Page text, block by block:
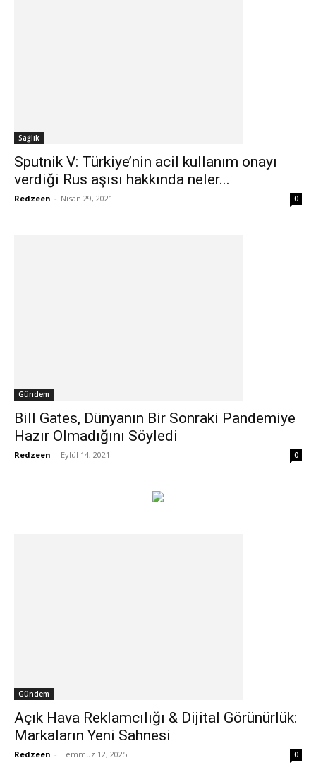
Sağlık
Sputnik V: Türkiye’nin acil kullanım onayı
verdiği Rus aşısı hakkında neler...
Redzeen - Nisan 29, 2021 0
Gündem
Bill Gates, Dünyanın Bir Sonraki Pandemiye
Hazır Olmadığını Söyledi
Redzeen - Eylül 14, 2021 0
Gündem
Açık Hava Reklamcılığı & Dijital Görünürlük:
Markaların Yeni Sahnesi
Redzeen - Temmuz 12, 2025 0